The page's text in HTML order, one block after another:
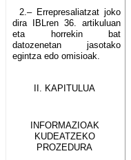
2.– Errepresaliatzat joko
dira IBLren 36. artikuluan
eta horrekin bat
datozenetan jasotako
egintza edo omisioak.
II. KAPITULUA
INFORMAZIOAK
KUDEATZEKO
PROZEDURA